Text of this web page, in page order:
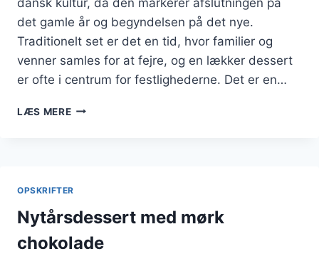
det gamle år og begyndelsen på det nye.
Traditionelt set er det en tid, hvor familier og
venner samles for at fejre, og en lækker dessert
er ofte i centrum for festlighederne. Det er en…
LÆS MERENYTÅRSDESSERT
OPSKRIFTER
Nytårsdessert med mørk
chokolade